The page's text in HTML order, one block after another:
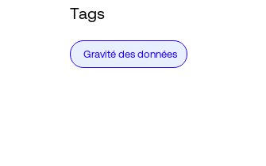
Tags
Gravité des données